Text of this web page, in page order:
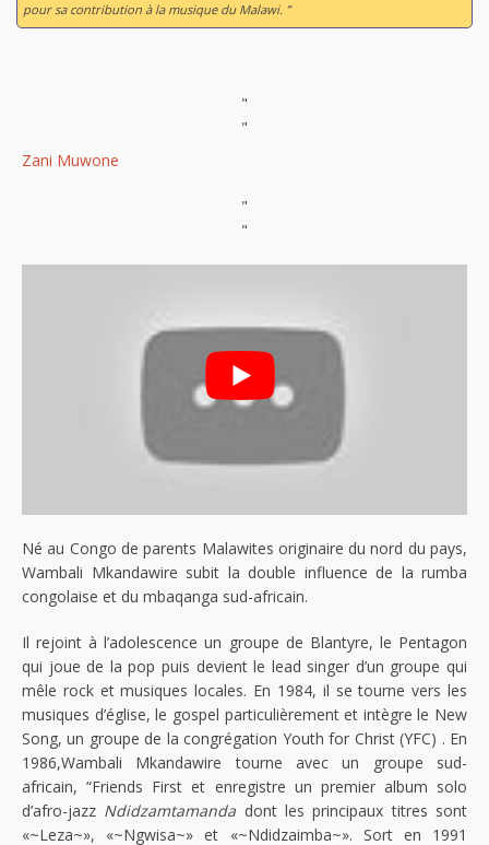
pour sa contribution à la musique du Malawi. ”
"
"
Zani Muwone
"
"
Né au Congo de parents Malawites originaire du nord du pays,
Wambali Mkandawire subit la double influence de la rumba
congolaise et du mbaqanga sud-africain.
Il rejoint à l’adolescence un groupe de Blantyre, le Pentagon
qui joue de la pop puis devient le lead singer d’un groupe qui
mêle rock et musiques locales. En 1984, il se tourne vers les
musiques d’église, le gospel particulièrement et intègre le New
Song, un groupe de la congrégation Youth for Christ (YFC) . En
1986,Wambali Mkandawire tourne avec un groupe sud-
africain, “Friends First et enregistre un premier album solo
d’afro-jazz Ndidzamtamanda dont les principaux titres sont
«~Leza~», «~Ngwisa~» et «~Ndidzaimba~». Sort en 1991